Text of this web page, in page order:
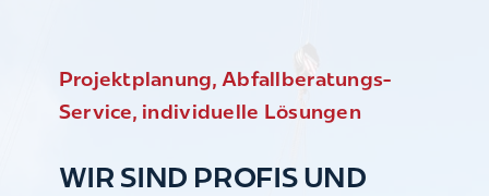
Projektplanung, Abfallberatungs-
Service, individuelle Lösungen
WIR SIND PROFIS UND